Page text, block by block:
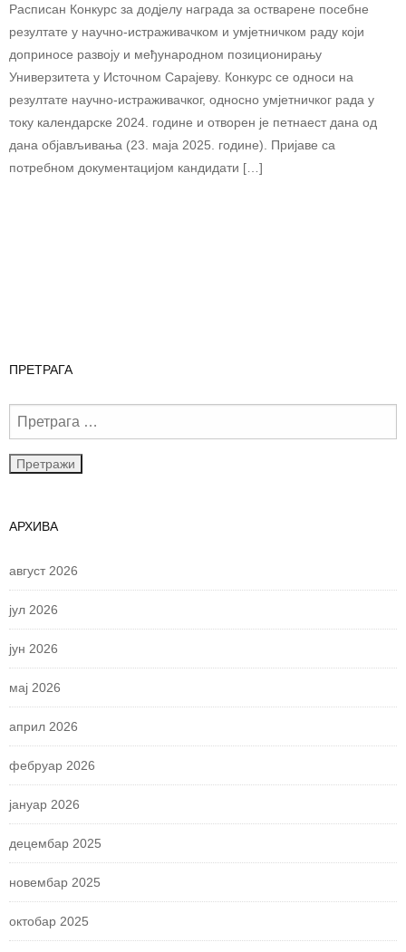
Расписан Конкурс за додјелу награда за остварене посебне
резултате у научно-истраживачком и умјетничком раду који
доприносе развоју и међународном позиционирању
Универзитета у Источном Сарајеву. Конкурс се односи на
резултате научно-истраживачког, односно умјетничког рада у
току календарске 2024. године и отворен је петнаест дана од
дана објављивања (23. маја 2025. године). Пријаве са
потребном документацијом кандидати […]
ПРЕТРАГА
АРХИВА
август 2026
јул 2026
јун 2026
мај 2026
април 2026
фебруар 2026
јануар 2026
децембар 2025
новембар 2025
октобар 2025